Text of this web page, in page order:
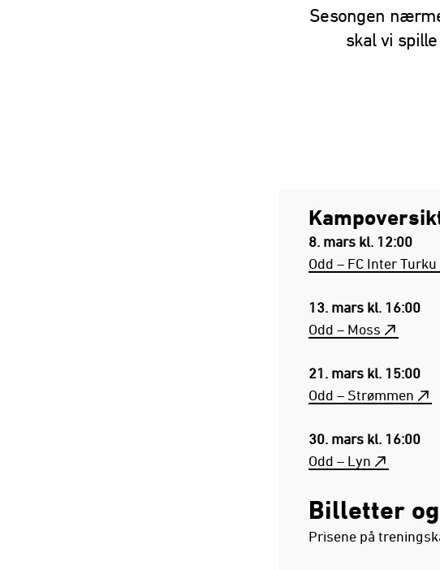
Sesongen
skal vi
8. mars kl. 12:00
Odd – FC Inter Turku
13. mars kl. 16:00
Odd – Moss
21. mars kl. 15:00
Odd – Strømmen
30. mars kl. 16:00
Odd – Lyn
Billetter
Prisene på